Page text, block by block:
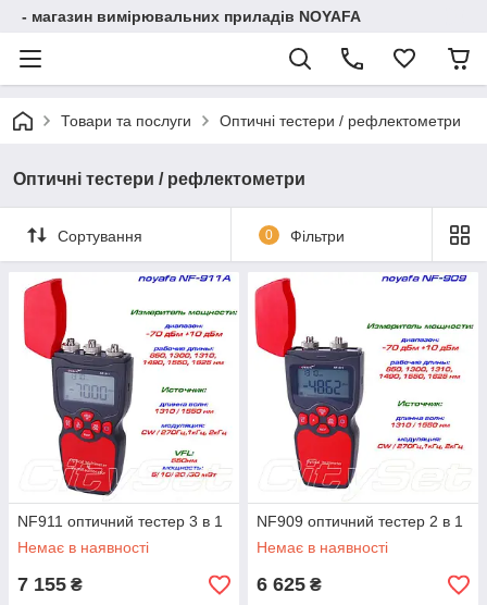
- магазин вимірювальних приладів NOYAFA
Товари та послуги Оптичні тестери / рефлектометри
Оптичні тестери / рефлектометри
Сортування 0 Фільтри
NF911 оптичний тестер 3 в 1
Немає в наявності
7 155 ₴
NF909 оптичний тестер 2 в 1
Немає в наявності
6 625 ₴